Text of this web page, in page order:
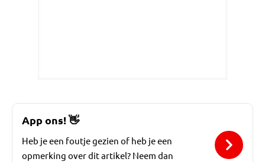
App ons! 👋
Heb je een foutje gezien of heb je een
opmerking over dit artikel? Neem dan